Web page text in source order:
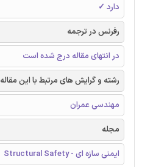
دارد ✓
رفرنس در ترجمه
در انتهای مقاله درج شده است
رشته و گرایش های مرتبط با این مقاله
مهندسی عمران
مجله
ایمنی سازه ای - Structural Safety